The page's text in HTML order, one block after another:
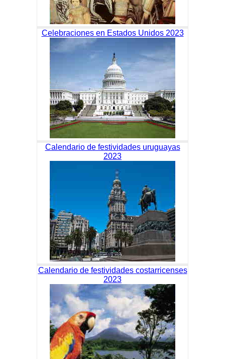
Celebraciones en Estados Unidos 2023
Calendario de festividades uruguayas
2023
Calendario de festividades costarricenses
2023